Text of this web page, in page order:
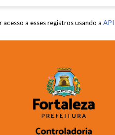
a esses registros usando a API